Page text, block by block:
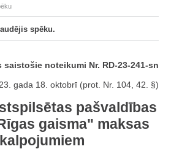
spēku.
saistošie noteikumi Nr. RD-23-241-sn
gada 18. oktobrī (prot. Nr. 104, 42. §)
pašvaldības
gaisma" maksas